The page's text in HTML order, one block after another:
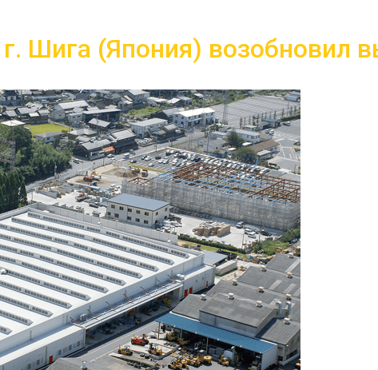
г. Шига (Япония) возобновил